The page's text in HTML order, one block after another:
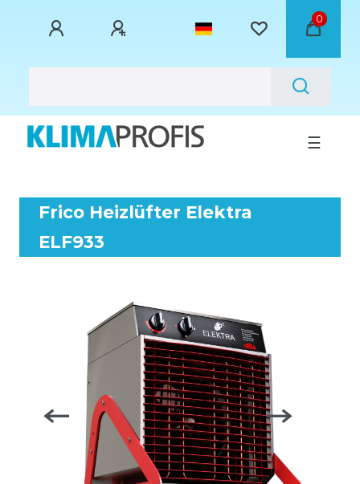
0
☰
Frico Heizlüfter Elektra
ELF933